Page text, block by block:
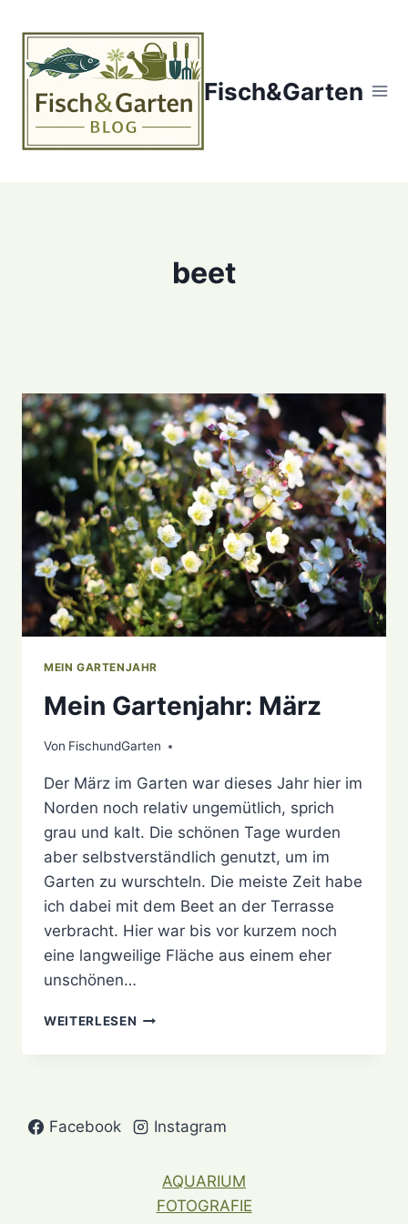
Inhalt
springen
Fisch&Garten
beet
MEIN GARTENJAHR
Mein Gartenjahr: März
Von FischundGarten
20. April 2021
Der März im Garten war dieses Jahr hier im
Norden noch relativ ungemütlich, sprich
grau und kalt. Die schönen Tage wurden
aber selbstverständlich genutzt, um im
Garten zu wurschteln. Die meiste Zeit habe
ich dabei mit dem Beet an der Terrasse
verbracht. Hier war bis vor kurzem noch
eine langweilige Fläche aus einem eher
unschönen…
WEITERLESEN MEIN
MÄRZ
Facebook Instagram
AQUARIUM
FOTOGRAFIE